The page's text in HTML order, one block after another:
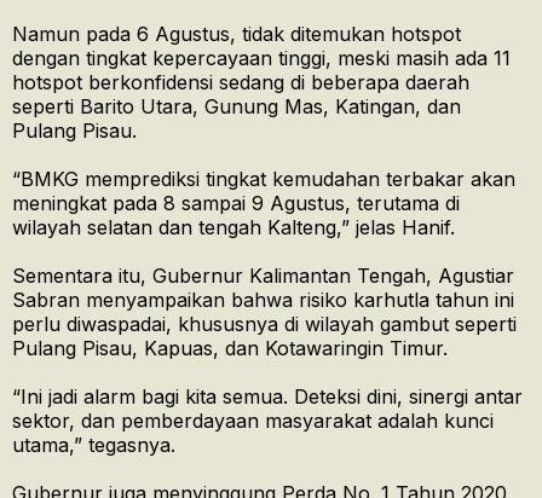
Namun pada 6 Agustus, tidak ditemukan hotspot
dengan tingkat kepercayaan tinggi, meski masih ada 11
hotspot berkonfidensi sedang di beberapa daerah
seperti Barito Utara, Gunung Mas, Katingan, dan
Pulang Pisau.
“BMKG memprediksi tingkat kemudahan terbakar akan
meningkat pada 8 sampai 9 Agustus, terutama di
wilayah selatan dan tengah Kalteng,” jelas Hanif.
Sementara itu, Gubernur Kalimantan Tengah, Agustiar
Sabran menyampaikan bahwa risiko karhutla tahun ini
perlu diwaspadai, khususnya di wilayah gambut seperti
Pulang Pisau, Kapuas, dan Kotawaringin Timur.
“Ini jadi alarm bagi kita semua. Deteksi dini, sinergi antar
sektor, dan pemberdayaan masyarakat adalah kunci
utama,” tegasnya.